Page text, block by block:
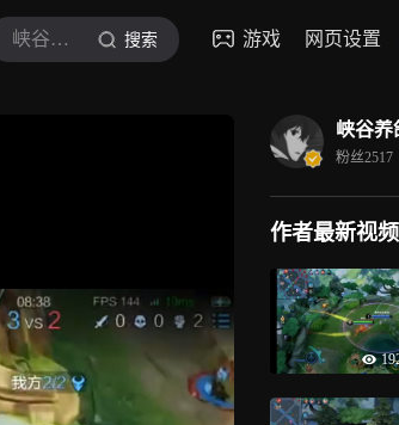
峡谷养鸽人 搜索 游戏 网页设置
峡谷养
粉丝2517
作者最新视频